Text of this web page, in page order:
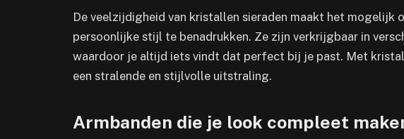
De veelzijdigheid van kristallen sieraden maakt het mogelijk
persoonlijke stijl te benadrukken. Ze zijn verkrijgbaar in
waardoor je altijd iets vindt dat perfect bij je past. Met
een stralende en stijlvolle uitstraling.
Armbanden die je look compleet